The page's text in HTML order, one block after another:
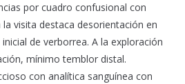
por cuadro confusional con
la visita destaca desorientación en
de verborrea. A la exploración
mínimo temblor distal.
con analítica sanguínea con